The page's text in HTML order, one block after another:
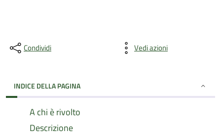
Condividi Vedi azioni
INDICE DELLA PAGINA
A chi è rivolto
Descrizione